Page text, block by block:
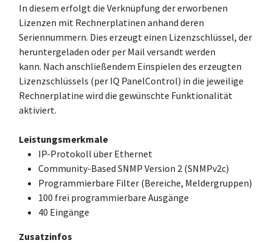
In diesem erfolgt die Verknüpfung der erworbenen
Lizenzen mit Rechnerplatinen anhand deren
Seriennummern. Dies erzeugt einen Lizenzschlüssel, der
heruntergeladen oder per Mail versandt werden
kann. Nach anschließendem Einspielen des erzeugten
Lizenzschlüssels (per IQ PanelControl) in die jeweilige
Rechnerplatine wird die gewünschte Funktionalität
aktiviert.
Leistungsmerkmale
IP-Protokoll über Ethernet
Community-Based SNMP Version 2 (SNMPv2c)
Programmierbare Filter (Bereiche, Meldergruppen)
100 frei programmierbare Ausgänge
40 Eingänge
Zusatzinfos